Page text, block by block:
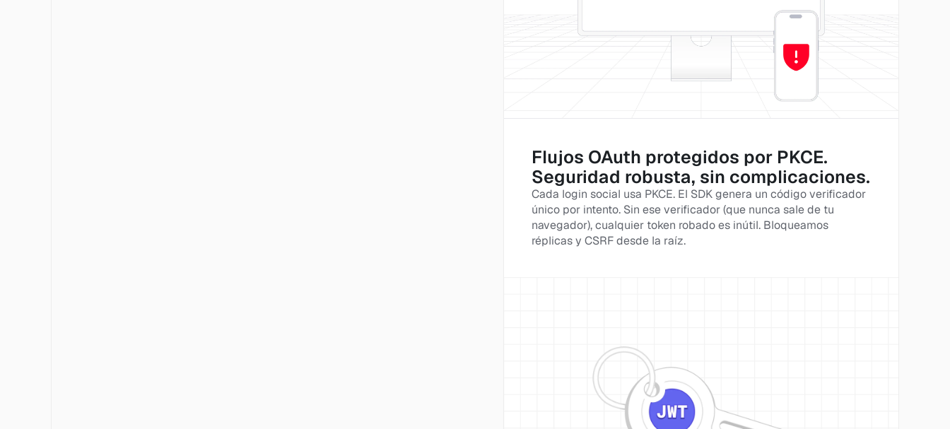
Flujos OAuth protegidos por PKCE.
Seguridad robusta, sin complicaciones.
Cada login social usa PKCE. El SDK genera un código verificador
único por intento. Sin ese verificador (que nunca sale de tu
navegador), cualquier token robado es inútil. Bloqueamos
réplicas y CSRF desde la raíz.